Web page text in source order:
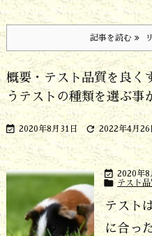
記事を読む リ
概要・テスト品質を良く
うテストの種類を選ぶ事
 2020年8月31日  2022年4月26
 2020年8
 テスト品
テスト
に合っ